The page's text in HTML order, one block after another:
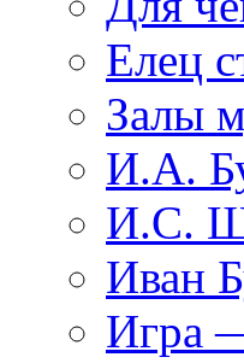
Елец
Залы
И.А.
И.С.
Иван
Игра